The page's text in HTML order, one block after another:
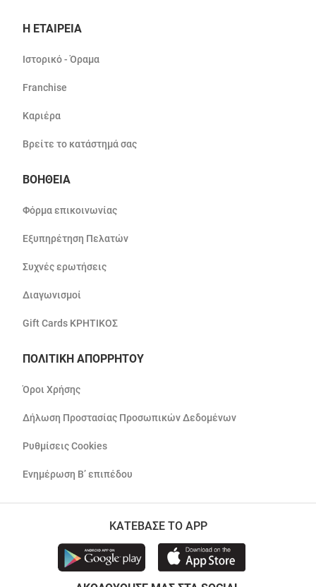
Η ΕΤΑΙΡΕΙΑ
Ιστορικό - Όραμα
Franchise
Καριέρα
Βρείτε το κατάστημά σας
ΒΟΗΘΕΙΑ
Φόρμα επικοινωνίας
Εξυπηρέτηση Πελατών
Συχνές ερωτήσεις
Διαγωνισμοί
Gift Cards ΚΡΗΤΙΚΟΣ
ΠΟΛΙΤΙΚΗ ΑΠΟΡΡΗΤΟΥ
Όροι Χρήσης
Δήλωση Προστασίας Προσωπικών Δεδομένων
Ρυθμίσεις Cookies
Ενημέρωση Β’ επιπέδου
ΚΑΤΕΒΑΣΕ ΤΟ APP